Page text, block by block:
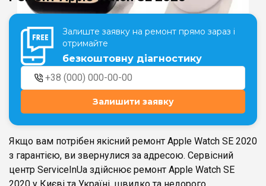
Театральна
м. Київ, вул. Хрещатик 44-A м. Київ, вул. Анни Ахматової, 30
Оболонь
м. Київ, ТЦ LAKE PLAZA, вул. Героїв
полку “Азов”, 12
Дарниця
м. Київ, Комфорт Таун, вул.
Березнева, 16, корпус 3
Залиште заявку на ремонт прямо зараз і
отримайте
безкоштовну діагностику
Залишити заявку
Якщо вам потрібен якісний ремонт Apple Watch SE 2020
з гарантією, ви звернулися за адресою. Сервісний
центр ServiceInUa здійснює ремонт Apple Watch SE